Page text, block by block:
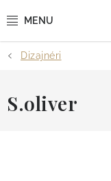
na
POSTEĽNÉ OBLIEČKY
POSTEĽNÉ PLACHTY
Dizajnéri
S.oliver